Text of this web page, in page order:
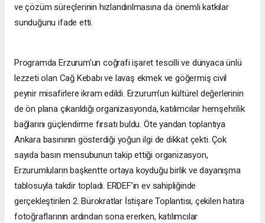
ve çözüm süreçlerinin hızlandırılmasına da önemli katkılar
sunduğunu ifade etti.
Programda Erzurum’un coğrafi işaret tescilli ve dünyaca ünlü
lezzeti olan Cağ Kebabı ve lavaş ekmek ve göğermiş civil
peynir misafirlere ikram edildi. Erzurum’un kültürel değerlerinin
de ön plana çıkarıldığı organizasyonda, katılımcılar hemşehrilik
bağlarını güçlendirme fırsatı buldu. Öte yandan toplantıya
Ankara basınının gösterdiği yoğun ilgi de dikkat çekti. Çok
sayıda basın mensubunun takip ettiği organizasyon,
Erzurumluların başkentte ortaya koyduğu birlik ve dayanışma
tablosuyla takdir topladı. ERDEF’in ev sahipliğinde
gerçekleştirilen 2. Bürokratlar İstişare Toplantısı, çekilen hatıra
fotoğraflarının ardından sona ererken, katılımcılar